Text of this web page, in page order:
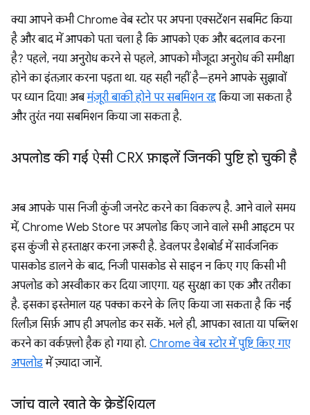
क्या आपने कभी Chrome वेब स्टोर पर अपना एक्सटेंशन सबमिट किया
है और बाद में आपको पता चला है कि आपको एक और बदलाव करना
है? पहले, नया अनुरोध करने से पहले, आपको मौजूदा अनुरोध की समीक्षा
होने का इंतज़ार करना पड़ता था. यह सही नहीं है—हमने आपके सुझावों
पर ध्यान दिया! अबमंज़ूरी बाकी होने पर सबमिशन रद्द किया जा सकता है
और तुरंत नया सबमिशन किया जा सकता है.
अपलोड की गई ऐसी CRX फ़ाइलें जिनकी पुष्टि हो चुकी है
अब आपके पास निजी कुंजी जनरेट करने का विकल्प है. आने वाले समय
में, Chrome Web Store पर अपलोड किए जाने वाले सभी आइटम पर
इस कुंजी से हस्ताक्षर करना ज़रूरी है. डेवलपर डैशबोर्ड में सार्वजनिक
पासकोड डालने के बाद, निजी पासकोड से साइन न किए गए किसी भी
अपलोड को अस्वीकार कर दिया जाएगा. यह सुरक्षा का एक और तरीका
है. इसका इस्तेमाल यह पक्का करने के लिए किया जा सकता है कि नई
रिलीज़ सिर्फ़ आप ही अपलोड कर सकें. भले ही, आपका खाता या पब्लिश
करने का वर्कफ़्लो हैक हो गया हो. Chrome वेब स्टोर में पुष्टि किए गए
अपलोडमें ज़्यादा जानें.
जांच वाले खाते के क्रेडेंशियल